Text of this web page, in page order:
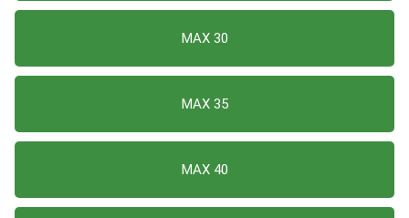
MAX 30
MAX 35
MAX 40